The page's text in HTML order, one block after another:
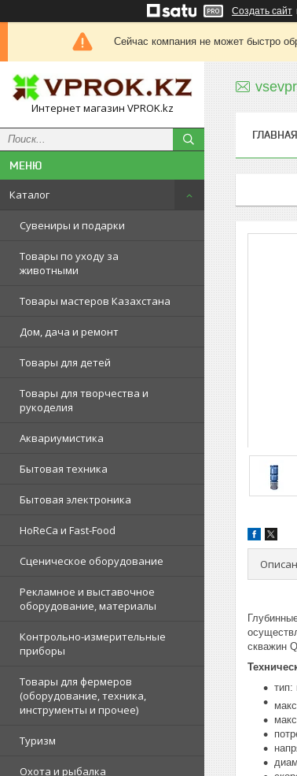
Создать сайт
Сейчас компания не может быстро
Интернет магазин VPROK.kz
Каталог
Сувениры и подарки
Товары по уходу за
животными
Товары мастеров Казахстана
Дом, дача и ремонт
Товары для детей
Товары для творчества и
рукоделия
Аквариумистика
Бытовая техника
Бытовая электроника
HoReCa и Fast-Food
Сценическое оборудование
Рекламное и выставочное
оборудование, материалы
Контрольно-измерительные
приборы
Товары для фермеров
(оборудование, техника,
инструменты и прочее)
Туризм
Охота и рыбалка
ГЛАВНАЯ
скважин
тип: